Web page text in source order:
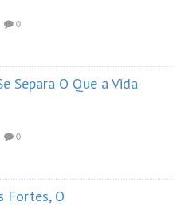
0
Separa O Que a Vida
0
Fortes, O